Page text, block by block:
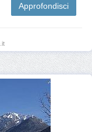
Approfondisci